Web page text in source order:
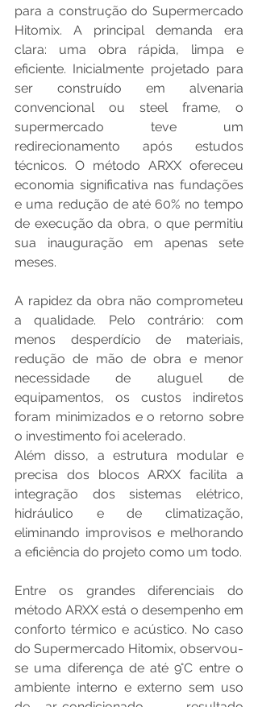
para a construção do Supermercado
Hitomix. A principal demanda era
clara: uma obra rápida, limpa e
eficiente. Inicialmente projetado para
ser construído em alvenaria
convencional ou steel frame, o
supermercado teve um
redirecionamento após estudos
técnicos. O método ARXX ofereceu
economia significativa nas fundações
e uma redução de até 60% no tempo
de execução da obra, o que permitiu
sua inauguração em apenas sete
meses.
A rapidez da obra não comprometeu
a qualidade. Pelo contrário: com
menos desperdício de materiais,
redução de mão de obra e menor
necessidade de aluguel de
equipamentos, os custos indiretos
foram minimizados e o retorno sobre
o investimento foi acelerado.
Além disso, a estrutura modular e
precisa dos blocos ARXX facilita a
integração dos sistemas elétrico,
hidráulico e de climatização,
eliminando improvisos e melhorando
a eficiência do projeto como um todo.
Entre os grandes diferenciais do
método ARXX está o desempenho em
conforto térmico e acústico. No caso
do Supermercado Hitomix, observou-
se uma diferença de até 9°C entre o
ambiente interno e externo sem uso